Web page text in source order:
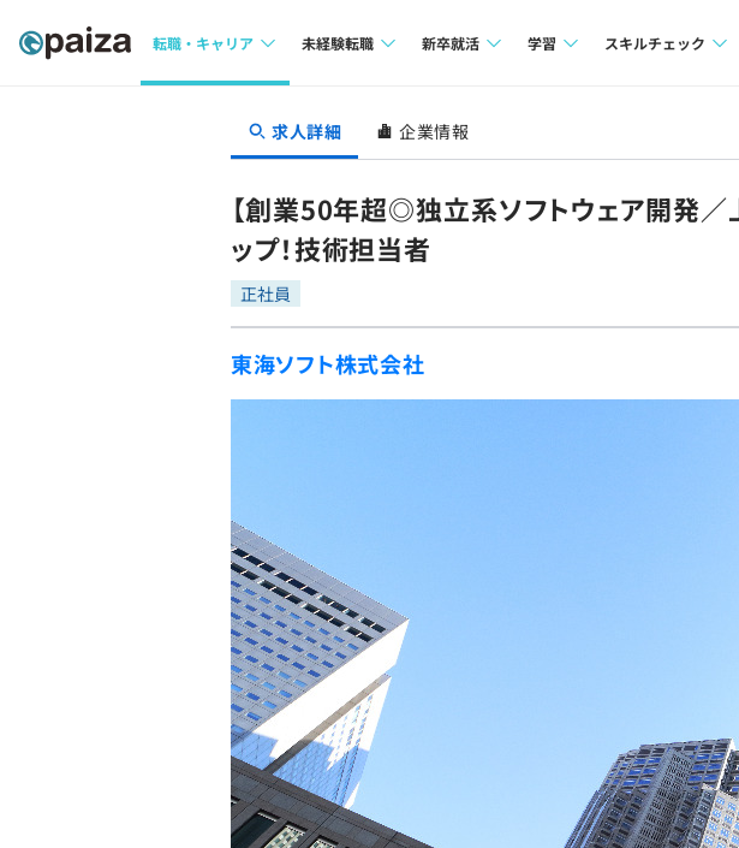
転職・キャリア
転職成功ガイド
未経験転職
求人検索
転職成功ガイド
新卒就活
本選考
インターン
学習
4択課題
リファレンス
スキルチェック
評価結果一覧
求人詳細 企業情報
【創業50年超◎独立系ソフトウェア開発／
ップ！技術担当者
正社員
東海ソフト株式会社